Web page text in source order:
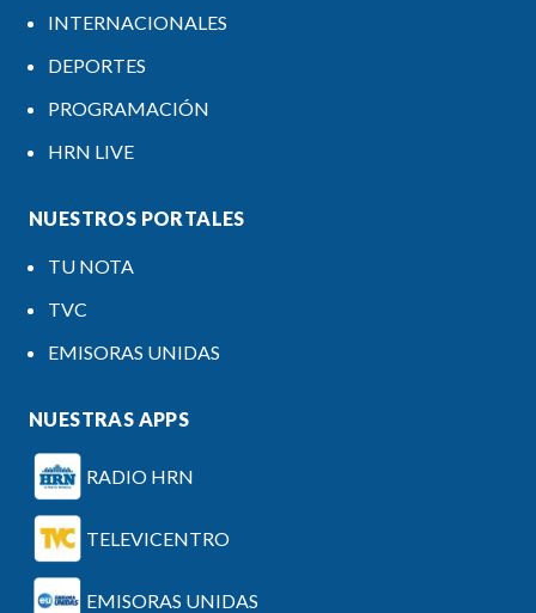
INTERNACIONALES
DEPORTES
PROGRAMACIÓN
HRN LIVE
NUESTROS PORTALES
TU NOTA
TVC
EMISORAS UNIDAS
NUESTRAS APPS
RADIO HRN
TELEVICENTRO
EMISORAS UNIDAS